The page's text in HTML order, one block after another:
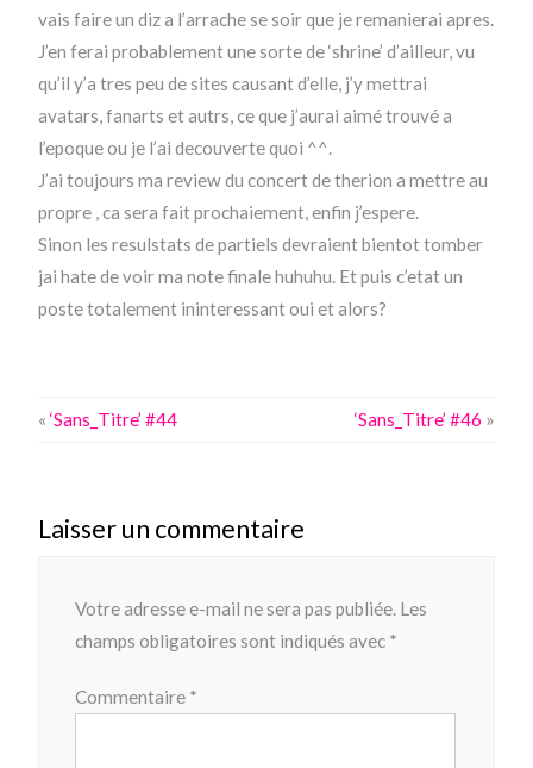
vais faire un diz a l’arrache se soir que je remanierai apres.
J’en ferai probablement une sorte de ‘shrine’ d’ailleur, vu
qu’il y’a tres peu de sites causant d’elle, j’y mettrai
avatars, fanarts et autrs, ce que j’aurai aimé trouvé a
l’epoque ou je l’ai decouverte quoi ^^.
J’ai toujours ma review du concert de therion a mettre au
propre , ca sera fait prochaiement, enfin j’espere.
Sinon les resulstats de partiels devraient bientot tomber
jai hate de voir ma note finale huhuhu. Et puis c’etat un
poste totalement ininteressant oui et alors?
«‘Sans_Titre’ #44 ‘Sans_Titre’ #46 »
Laisser un commentaire
Votre adresse e-mail ne sera pas publiée. Les
champs obligatoires sont indiqués avec *
Commentaire *